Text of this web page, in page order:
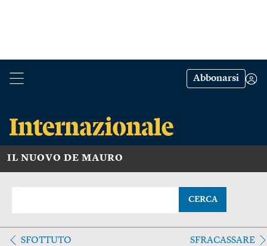
Abbonarsi
IL NUOVO DE MAURO
CERCA
SFOTTUTO SFRACASSARE